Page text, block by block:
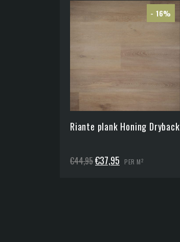
- 16%
Riante plank Honing Dryback
€44,95Oorspronkelijke
€37,95 Huidige
PER M2